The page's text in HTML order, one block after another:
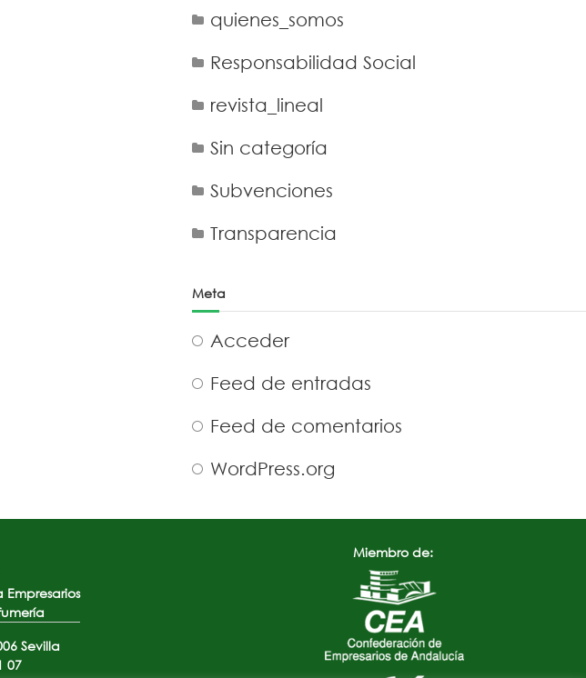
quienes_somos
Responsabilidad Social
revista_lineal
Sin categoría
Subvenciones
Transparencia
Meta
Acceder
Feed de entradas
Feed de comentarios
WordPress.org
Sevilla
07
Miembro de: